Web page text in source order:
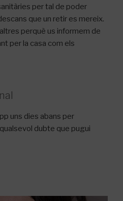
per tal de poder
que un retir es mereix.
perquè us informem de
per la casa com els
uns dies abans per
dubte que pugui